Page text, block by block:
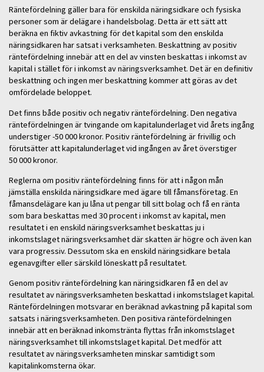
Räntefördelning gäller bara för enskilda näringsidkare och fysiska
personer som är delägare i handelsbolag. Detta är ett sätt att
beräkna en fiktiv avkastning för det kapital som den enskilda
näringsidkaren har satsat i verksamheten. Beskattning av positiv
räntefördelning innebär att en del av vinsten beskattas i inkomst av
kapital i stället för i inkomst av näringsverksamhet. Det är en definitiv
beskattning och ingen mer beskattning kommer att göras av det
omfördelade beloppet.
Det finns både positiv och negativ räntefördelning. Den negativa
räntefördelningen är tvingande om kapitalunderlaget vid årets ingång
understiger -50 000 kronor. Positiv räntefördelning är frivillig och
förutsätter att kapitalunderlaget vid ingången av året överstiger
50 000 kronor.
Reglerna om positiv räntefördelning finns för att i någon mån
jämställa enskilda näringsidkare med ägare till fåmansföretag. En
fåmansdelägare kan ju låna ut pengar till sitt bolag och få en ränta
som bara beskattas med 30 procent i inkomst av kapital, men
resultatet i en enskild näringsverksamhet beskattas ju i
inkomstslaget näringsverksamhet där skatten är högre och även kan
vara progressiv. Dessutom ska en enskild näringsidkare betala
egenavgifter eller särskild löneskatt på resultatet.
Genom positiv räntefördelning kan näringsidkaren få en del av
resultatet av näringsverksamheten beskattad i inkomstslaget kapital.
Räntefördelningen motsvarar en beräknad avkastning på kapital som
satsats i näringsverksamheten. Den positiva räntefördelningen
innebär att en beräknad inkomstränta flyttas från inkomstslaget
näringsverksamhet till inkomstslaget kapital. Det medför att
resultatet av näringsverksamheten minskar samtidigt som
kapitalinkomsterna ökar.